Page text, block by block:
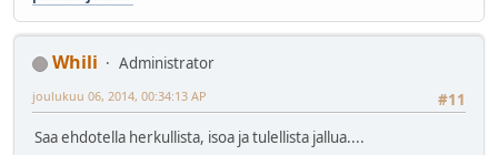
Whili
Administrator
#11
joulukuu 06, 2014, 00:34:13 AP
Saa ehdotella herkullista, isoa ja tulellista jallua....